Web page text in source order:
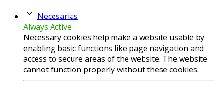
Necesarias
Always Active
Necessary cookies help make a website usable by
enabling basic functions like page navigation and
access to secure areas of the website. The website
cannot function properly without these cookies.